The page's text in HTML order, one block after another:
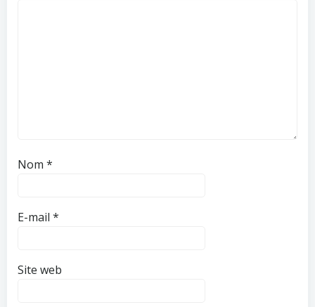
Nom *
E-mail *
Site web